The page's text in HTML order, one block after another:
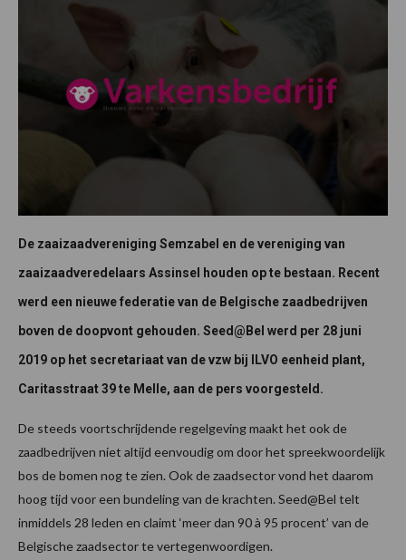
De zaaizaadvereniging Semzabel en de vereniging van
zaaizaadveredelaars Assinsel houden op te bestaan. Recent
werd een nieuwe federatie van de Belgische zaadbedrijven
boven de doopvont gehouden. Seed@Bel werd per 28 juni
2019 op het secretariaat van de vzw bij ILVO eenheid plant,
Caritasstraat 39 te Melle, aan de pers voorgesteld.
De steeds voortschrijdende regelgeving maakt het ook de
zaadbedrijven niet altijd eenvoudig om door het spreekwoordelijk
bos de bomen nog te zien. Ook de zaadsector vond het daarom
hoog tijd voor een bundeling van de krachten. Seed@Bel telt
inmiddels 28 leden en claimt ‘meer dan 90 à 95 procent’ van de
Belgische zaadsector te vertegenwoordigen.